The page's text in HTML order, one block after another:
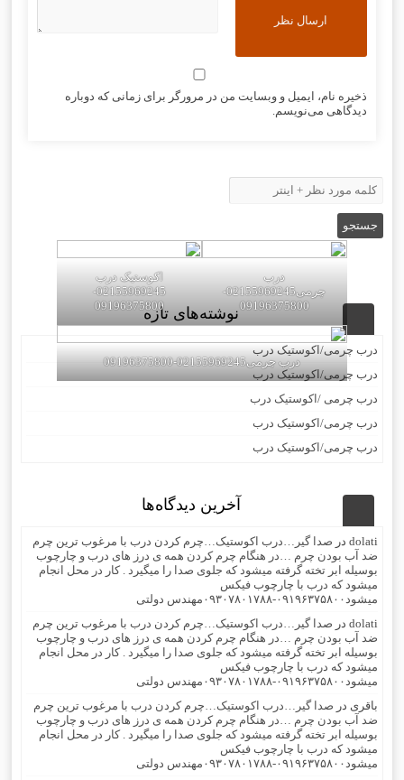
ذخیره نام، ایمیل و وبسایت من در مرورگر برای زمانی که دوباره
دیدگاهی می‌نویسم.
درب
چرمی02155969245-
09196375800
اکوستیک درب
02155969245-
09196375800
درب چرمی02155969245-09196375800
نوشته‌های تازه
درب چرمی/اکوستیک درب
درب چرمی/اکوستیک درب
درب چرمی /اکوستیک درب
درب چرمی/اکوستیک درب
درب چرمی/اکوستیک درب
آخرین دیدگاه‌ها
dolati در صدا گیر…درب اکوستیک…چرم کردن درب با مرغوب ترین چرم
ضد آب بودن چرم …در هنگام چرم کردن همه ی درز های درب و چارچوب
بوسیله ابر تخته گرفته میشود که جلوی صدا را میگیرد . کار در محل انجام
میشود که درب با چارچوب فیکس
میشود۰۹۱۹۶۳۷۵۸۰۰-۰۹۳۰۷۸۰۱۷۸۸مهندس دولتی
dolati در صدا گیر…درب اکوستیک…چرم کردن درب با مرغوب ترین چرم
ضد آب بودن چرم …در هنگام چرم کردن همه ی درز های درب و چارچوب
بوسیله ابر تخته گرفته میشود که جلوی صدا را میگیرد . کار در محل انجام
میشود که درب با چارچوب فیکس
میشود۰۹۱۹۶۳۷۵۸۰۰-۰۹۳۰۷۸۰۱۷۸۸مهندس دولتی
باقری در صدا گیر…درب اکوستیک…چرم کردن درب با مرغوب ترین چرم
ضد آب بودن چرم …در هنگام چرم کردن همه ی درز های درب و چارچوب
بوسیله ابر تخته گرفته میشود که جلوی صدا را میگیرد . کار در محل انجام
میشود که درب با چارچوب فیکس
میشود۰۹۱۹۶۳۷۵۸۰۰-۰۹۳۰۷۸۰۱۷۸۸مهندس دولتی